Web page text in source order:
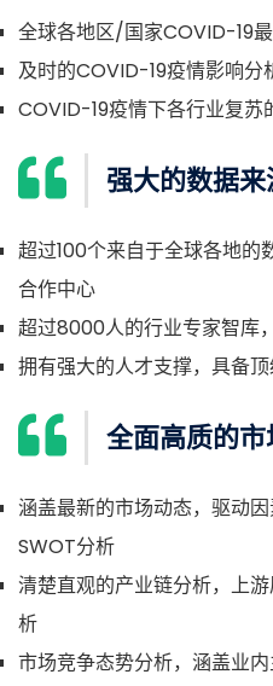
全球各地区/国家COVID-19
及时的COVID-19疫情影响分
COVID-19疫情下各行业复苏
强大的数据
超过100个来自于全球各地
合作中心
超过8000人的行业专家智库
拥有强大的人才支撑，具备
全面高质的
涵盖最新的市场动态，驱动因
SWOT分析
清楚直观的产业链分析，上
析
市场竞争态势分析，涵盖业